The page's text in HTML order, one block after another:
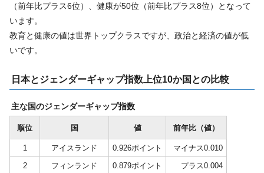
（前年比プラス6位）、健康が50位（前年比プラス8位）となって
います。
教育と健康の値は世界トップクラスですが、政治と経済の値が低
いです。
日本とジェンダーギャップ指数上位10か国との比較
主な国のジェンダーギャップ指数
順位 国 値 前年比（値）
1 アイスランド 0.926ポイント
マイナス0.010
2
フィンランド 0.879ポイント
プラス0.004